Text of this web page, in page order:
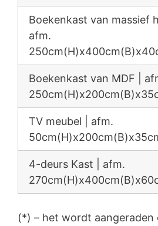
Boekenkast van massief
afm.
Boekenkast van MDF |
TV meubel | afm.
4-deurs Kast | afm.
(*) – het wordt aangeraden